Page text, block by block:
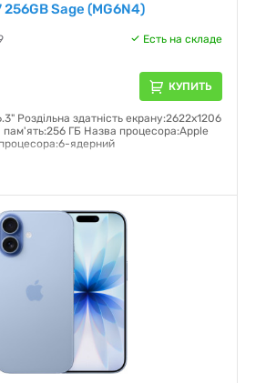
256GB Sage (MG6N4)
Есть на складе
КУПИТЬ
Роздільна здатність екрану:2622x1206
пам'ять:256 ГБ Назва процесора:Apple
процесора:6-ядерний